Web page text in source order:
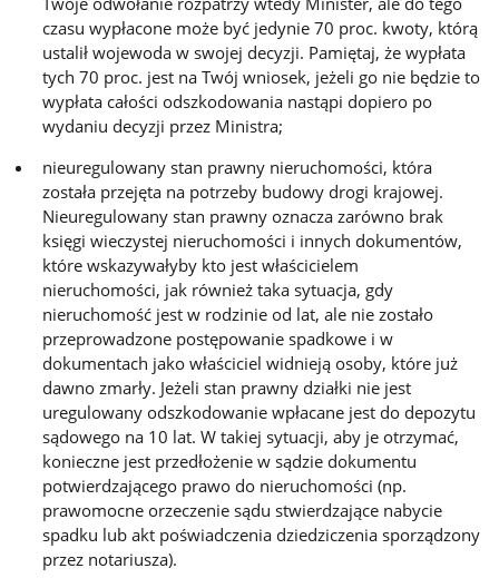
czasu wypłacone może być jedynie 70 proc. kwoty, którą
ustalił wojewoda w swojej decyzji. Pamiętaj, że wypłata
tych 70 proc. jest na Twój wniosek, jeżeli go nie będzie to
wypłata całości odszkodowania nastąpi dopiero po
wydaniu decyzji przez Ministra;
nieuregulowany stan prawny nieruchomości, która
została przejęta na potrzeby budowy drogi krajowej.
Nieuregulowany stan prawny oznacza zarówno brak
księgi wieczystej nieruchomości i innych dokumentów,
które wskazywałyby kto jest właścicielem
nieruchomości, jak również taka sytuacja, gdy
nieruchomość jest w rodzinie od lat, ale nie zostało
przeprowadzone postępowanie spadkowe i w
dokumentach jako właściciel widnieją osoby, które już
dawno zmarły. Jeżeli stan prawny działki nie jest
uregulowany odszkodowanie wpłacane jest do depozytu
sądowego na 10 lat. W takiej sytuacji, aby je otrzymać,
konieczne jest przedłożenie w sądzie dokumentu
potwierdzającego prawo do nieruchomości (np.
prawomocne orzeczenie sądu stwierdzające nabycie
spadku lub akt poświadczenia dziedziczenia sporządzony
przez notariusza).